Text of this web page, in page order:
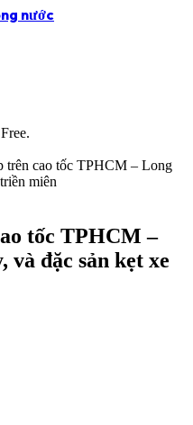
nước
trên cao tốc TPHCM – Long
miên
tốc TPHCM –
và đặc sản kẹt xe